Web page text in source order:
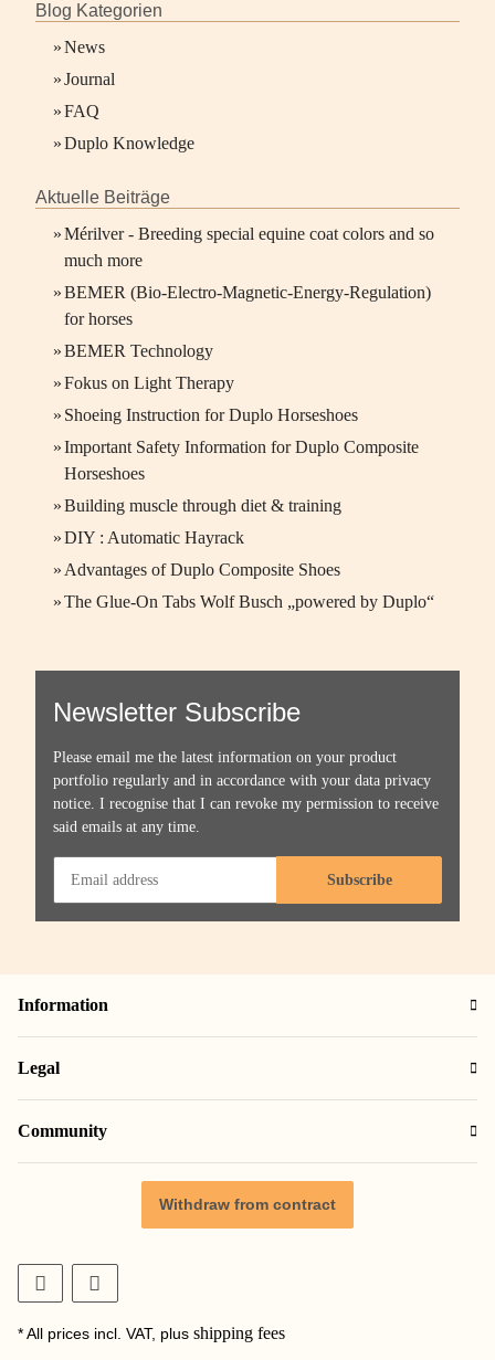
Blog Kategorien
»News
»Journal
»FAQ
»Duplo Knowledge
Aktuelle Beiträge
»Mérilver - Breeding special equine coat colors and so
much more
»BEMER (Bio-Electro-Magnetic-Energy-Regulation)
for horses
»BEMER Technology
»Fokus on Light Therapy
» Shoeing Instruction for Duplo Horseshoes
»Important Safety Information for Duplo Composite
Horseshoes
»Building muscle through diet & training
»DIY : Automatic Hayrack
» Advantages of Duplo Composite Shoes
»The Glue-On Tabs Wolf Busch „powered by Duplo“
Newsletter Subscribe
Please email me the latest information on your product
portfolio regularly and in accordance with your data privacy
notice. I recognise that I can revoke my permission to receive
said emails at any time.
Subscribe
Information
Legal
Community
Withdraw from contract
* All prices incl. VAT, plus shipping fees